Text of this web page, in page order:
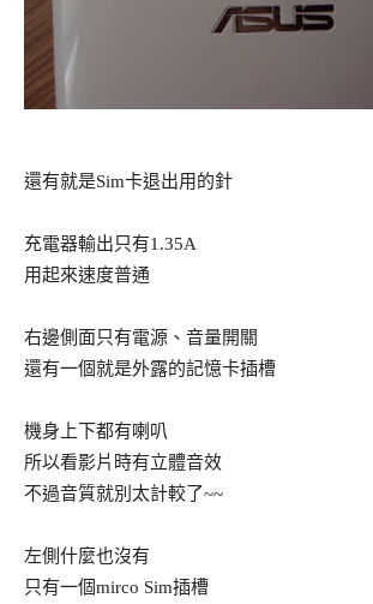
還有就是Sim卡退出用的針
充電器輸出只有1.35A
用起來速度普通
右邊側面只有電源、音量開關
還有一個就是外露的記憶卡插槽
機身上下都有喇叭
所以看影片時有立體音效
不過音質就別太計較了~~
左側什麼也沒有
只有一個mirco Sim插槽